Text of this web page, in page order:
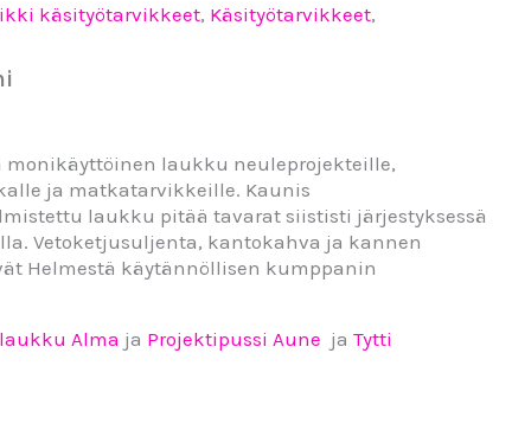
käsityötarvikkeet, Käsityötarvikkeet,
monikäyttöinen laukku neuleprojekteille,
ja matkatarvikkeille. Kaunis
laukku pitää tavarat siististi järjestyksessä
Vetoketjusuljenta, kantokahva ja kannen
Helmestä käytännöllisen kumppanin
Alma ja Projektipussi Aune jaTytti